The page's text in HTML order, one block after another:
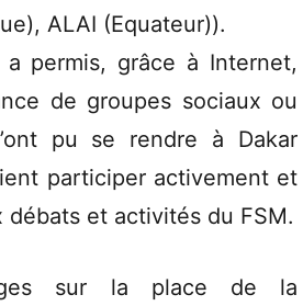
ALAI (Equateur)).
permis, grâce à Internet,
de groupes sociaux ou
pu se rendre à Dakar
participer activement et
débats et activités du FSM.
sur la place de la